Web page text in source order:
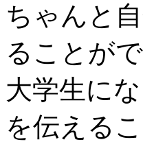
ちゃんと
ることが
大学生に
を伝える